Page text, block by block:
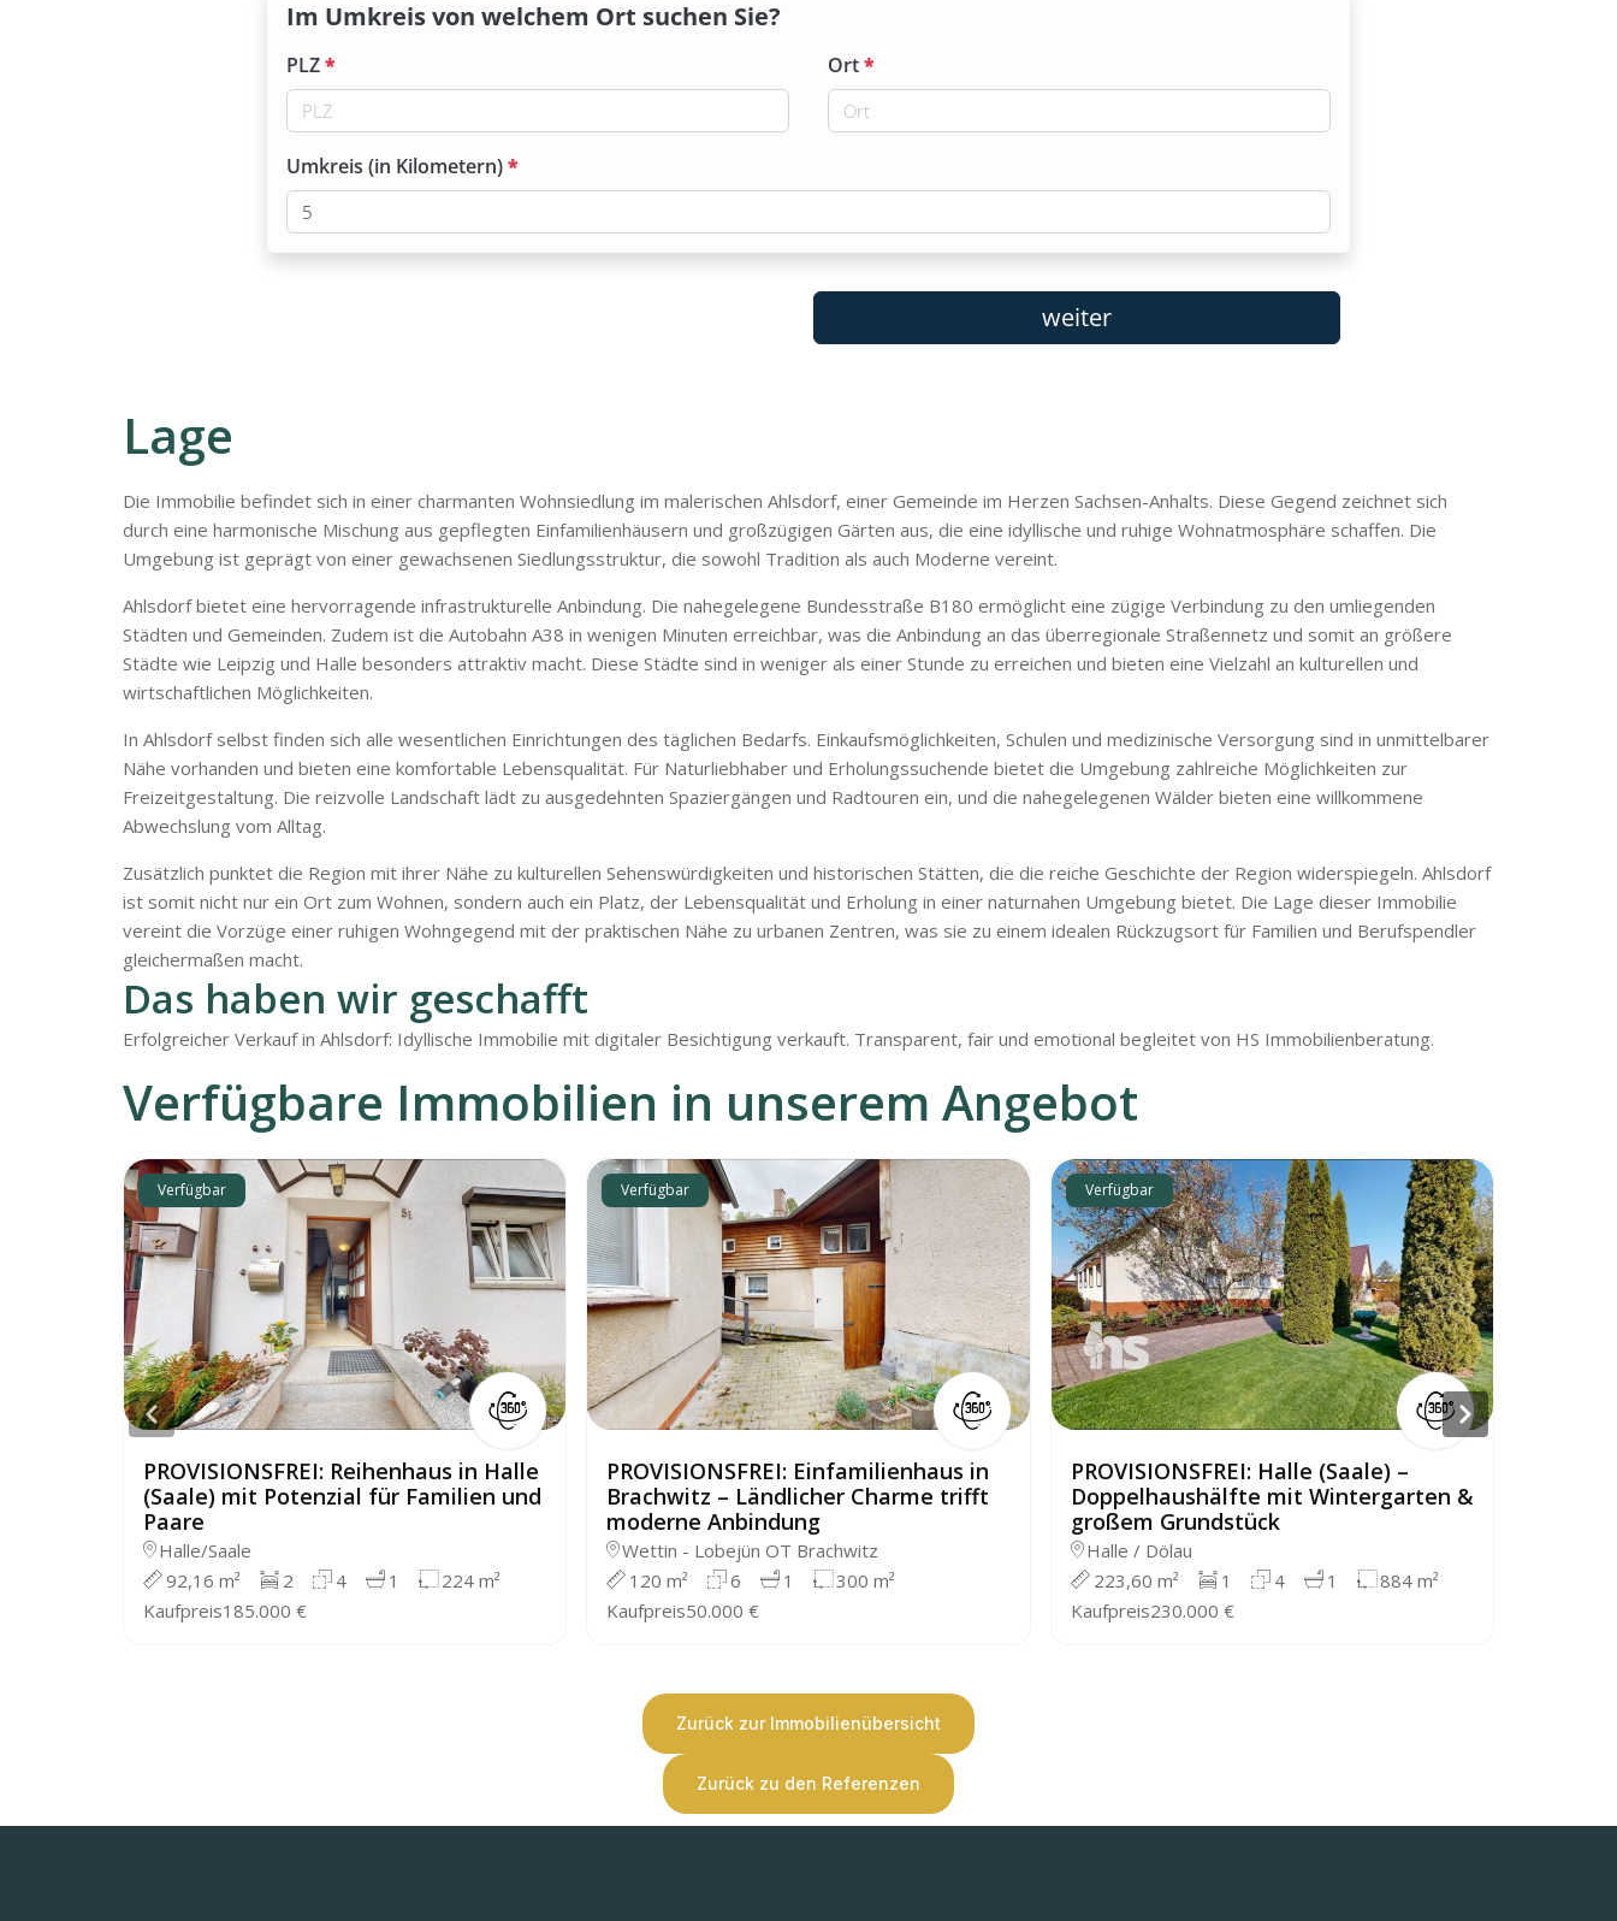
Lage
Die Immobilie befindet sich in einer charmanten Wohnsiedlung im malerischen Ahlsdorf, einer Gemeinde im Herzen Sachsen-Anhalts. Diese Gegend zeichnet sich
durch eine harmonische Mischung aus gepflegten Einfamilienhäusern und großzügigen Gärten aus, die eine idyllische und ruhige Wohnatmosphäre schaffen. Die
Umgebung ist geprägt von einer gewachsenen Siedlungsstruktur, die sowohl Tradition als auch Moderne vereint.
Ahlsdorf bietet eine hervorragende infrastrukturelle Anbindung. Die nahegelegene Bundesstraße B180 ermöglicht eine zügige Verbindung zu den umliegenden
Städten und Gemeinden. Zudem ist die Autobahn A38 in wenigen Minuten erreichbar, was die Anbindung an das überregionale Straßennetz und somit an größere
Städte wie Leipzig und Halle besonders attraktiv macht. Diese Städte sind in weniger als einer Stunde zu erreichen und bieten eine Vielzahl an kulturellen und
wirtschaftlichen Möglichkeiten.
In Ahlsdorf selbst finden sich alle wesentlichen Einrichtungen des täglichen Bedarfs. Einkaufsmöglichkeiten, Schulen und medizinische Versorgung sind in unmittelbarer
Nähe vorhanden und bieten eine komfortable Lebensqualität. Für Naturliebhaber und Erholungssuchende bietet die Umgebung zahlreiche Möglichkeiten zur
Freizeitgestaltung. Die reizvolle Landschaft lädt zu ausgedehnten Spaziergängen und Radtouren ein, und die nahegelegenen Wälder bieten eine willkommene
Abwechslung vom Alltag.
Zusätzlich punktet die Region mit ihrer Nähe zu kulturellen Sehenswürdigkeiten und historischen Stätten, die die reiche Geschichte der Region widerspiegeln. Ahlsdorf
ist somit nicht nur ein Ort zum Wohnen, sondern auch ein Platz, der Lebensqualität und Erholung in einer naturnahen Umgebung bietet. Die Lage dieser Immobilie
vereint die Vorzüge einer ruhigen Wohngegend mit der praktischen Nähe zu urbanen Zentren, was sie zu einem idealen Rückzugsort für Familien und Berufspendler
gleichermaßen macht.
Das haben wir geschafft
Erfolgreicher Verkauf in Ahlsdorf: Idyllische Immobilie mit digitaler Besichtigung verkauft. Transparent, fair und emotional begleitet von HS Immobilienberatung.
Verfügbare Immobilien in unserem Angebot
Verfügbar
PROVISIONSFREI: Reihenhaus in Halle
(Saale) mit Potenzial für Familien und
Paare
Halle/Saale
92,16 m²
2 4 1
224 m²
Kaufpreis185.000 €
Verfügbar
PROVISIONSFREI: Einfamilienhaus in
Brachwitz – Ländlicher Charme trifft
moderne Anbindung
Wettin - Lobejün OT Brachwitz
120 m²
6 1
300 m²
Kaufpreis50.000 €
Verfügbar
PROVISIONSFREI: Halle (Saale) –
Doppelhaushälfte mit Wintergarten &
großem Grundstück
Halle / Dölau
223,60 m²
1 4 1
884 m²
Kaufpreis230.000 €
Zurück zur Immobilienübersicht
Zurück zu den Referenzen